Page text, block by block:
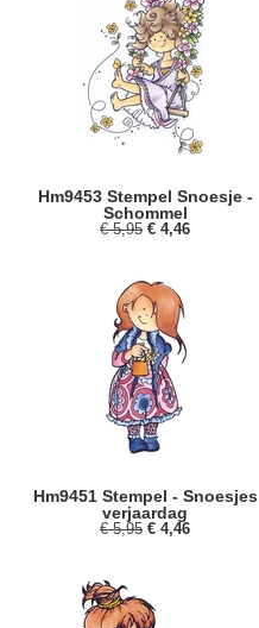
Hm9453 Stempel Snoesje -
Schommel
€ 5,95 € 4,46
Hm9451 Stempel - Snoesjes
verjaardag
€ 5,95 € 4,46